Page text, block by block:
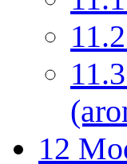
11.2
11.3
12